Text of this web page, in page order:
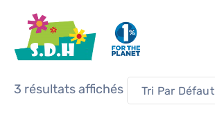
3 résultats affichés Tri Par Défaut